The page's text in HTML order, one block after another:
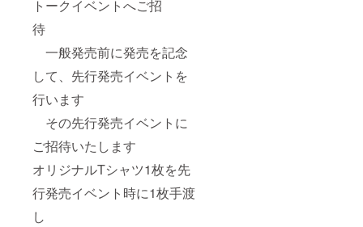
トークイベントへご招
待
一般発売前に発売を記念
して、先行発売イベントを
行います
その先行発売イベントに
ご招待いたします
オリジナルTシャツ1枚を先
行発売イベント時に1枚手渡
し